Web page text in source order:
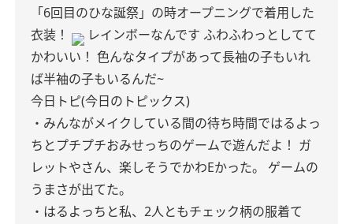
「6回目のひな誕祭」の時オープニングで着用した
衣装！
レインボーなんです ふわふわっとしてて
かわいい！ 色んなタイプがあって長袖の子もいれ
ば半袖の子もいるんだ~
今日トピ(今日のトピックス)
・みんながメイクしている間の待ち時間ではるよっ
ちとプチプチおみせっちのゲームで遊んだよ！ ガ
レットやさん、楽しそうでかわEかった。
ゲームの
うまさが出てた。
・はるよっちと私、2人ともチェック柄の服着て